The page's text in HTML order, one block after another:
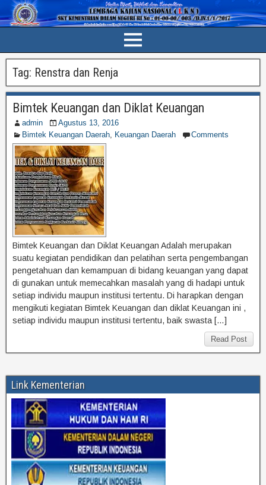
Tag: Renstra dan Renja
Bimtek Keuangan dan Diklat Keuangan
admin
Agustus 13, 2016
Bimtek Keuangan Daerah
Keuangan Daerah Comments
Bimtek Keuangan dan Diklat Keuangan Adalah merupakan
suatu kegiatan pendidikan dan pelatihan serta pengembangan
pengetahuan dan kemampuan di bidang keuangan yang dapat
di gunakan untuk memecahkan masalah yang di hadapi untuk
setiap individu maupun institusi tertentu. Di harapkan dengan
mengikuti kegiatan Bimtek Keuangan dan diklat Keuangan ini ,
setiap individu maupun institusi tertentu, baik swasta […]
Read Post
Link Kementerian